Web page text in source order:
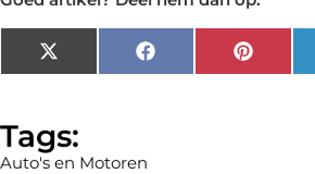
X
(Twitter)
Facebook Pinterest
Tags:
Auto's en Motoren